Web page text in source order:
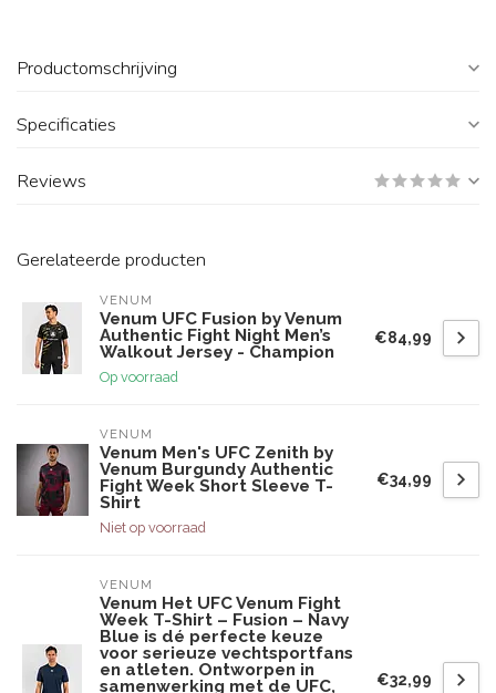
Productomschrijving
Specificaties
Reviews
Gerelateerde producten
VENUM
Venum UFC Fusion by Venum
Authentic Fight Night Men’s
Walkout Jersey - Champion
Op voorraad
€84,99
VENUM
Venum Men's UFC Zenith by
Venum Burgundy Authentic
Fight Week Short Sleeve T-
Shirt
Niet op voorraad
€34,99
VENUM
Venum Het UFC Venum Fight
Week T-Shirt – Fusion – Navy
Blue is dé perfecte keuze
voor serieuze vechtsportfans
en atleten. Ontworpen in
samenwerking met de UFC,
€32,99